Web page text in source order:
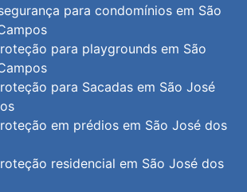
para condomínios em São
para playgrounds em São
para Sacadas em São José
em prédios em São José dos
residencial em São José dos